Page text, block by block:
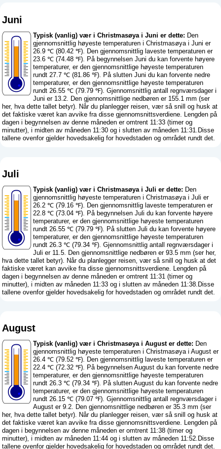
Juni
Typisk (vanlig) vær i Christmasøya i Juni er dette: Den
gjennomsnittlig høyeste temperaturen i Christmasøya i Juni er
26.9 ℃ (80.42 ℉). Den gjennomsnittlig laveste temperaturen er
23.6 ℃ (74.48 ℉). På begynnelsen Juni du kan forvente høyere
temperaturer, er den gjennomsnittlige høyeste temperaturen
rundt 27.7 ℃ (81.86 ℉). På slutten Juni du kan forvente nedre
temperaturer, er den gjennomsnittlige høyeste temperaturen
rundt 26.55 ℃ (79.79 ℉). Gjennomsnittlig antall regnværsdager i
Juni er 13.2. Den gjennomsnittlige nedbøren er 155.1 mm (ser
her, hva dette tallet betyr). Når du planlegger reisen, vær så snill og husk at
det faktiske været kan avvike fra disse gjennomsnittsverdiene. Lengden på
dagen i begynnelsen av denne måneden er omtrent 11:33 (timer og
minutter), i midten av måneden 11:30 og i slutten av måneden 11:31.Disse
tallene ovenfor gjelder hovedsakelig for hovedstaden og området rundt det.
Juli
Typisk (vanlig) vær i Christmasøya i Juli er dette: Den
gjennomsnittlig høyeste temperaturen i Christmasøya i Juli er
26.2 ℃ (79.16 ℉). Den gjennomsnittlig laveste temperaturen er
22.8 ℃ (73.04 ℉). På begynnelsen Juli du kan forvente høyere
temperaturer, er den gjennomsnittlige høyeste temperaturen
rundt 26.55 ℃ (79.79 ℉). På slutten Juli du kan forvente høyere
temperaturer, er den gjennomsnittlige høyeste temperaturen
rundt 26.3 ℃ (79.34 ℉). Gjennomsnittlig antall regnværsdager i
Juli er 11.5. Den gjennomsnittlige nedbøren er 93.5 mm (ser her,
hva dette tallet betyr). Når du planlegger reisen, vær så snill og husk at det
faktiske været kan avvike fra disse gjennomsnittsverdiene. Lengden på
dagen i begynnelsen av denne måneden er omtrent 11:31 (timer og
minutter), i midten av måneden 11:33 og i slutten av måneden 11:38.Disse
tallene ovenfor gjelder hovedsakelig for hovedstaden og området rundt det.
August
Typisk (vanlig) vær i Christmasøya i August er dette: Den
gjennomsnittlig høyeste temperaturen i Christmasøya i August er
26.4 ℃ (79.52 ℉). Den gjennomsnittlig laveste temperaturen er
22.4 ℃ (72.32 ℉). På begynnelsen August du kan forvente nedre
temperaturer, er den gjennomsnittlige høyeste temperaturen
rundt 26.3 ℃ (79.34 ℉). På slutten August du kan forvente nedre
temperaturer, er den gjennomsnittlige høyeste temperaturen
rundt 26.15 ℃ (79.07 ℉). Gjennomsnittlig antall regnværsdager i
August er 9.2. Den gjennomsnittlige nedbøren er 35.3 mm (ser
her, hva dette tallet betyr). Når du planlegger reisen, vær så snill og husk at
det faktiske været kan avvike fra disse gjennomsnittsverdiene. Lengden på
dagen i begynnelsen av denne måneden er omtrent 11:38 (timer og
minutter), i midten av måneden 11:44 og i slutten av måneden 11:52.Disse
tallene ovenfor gjelder hovedsakelig for hovedstaden og området rundt det.